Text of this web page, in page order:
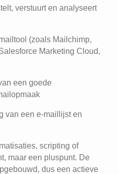
verstuurt en analyseert
(zoals Mailchimp,
Marketing Cloud,
een goede
van een e-maillijst en
scripting of
maar een pluspunt. De
dus een actieve